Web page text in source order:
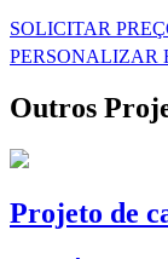
SOLICITAR
PERSONALIZAR
Outros
Projeto de